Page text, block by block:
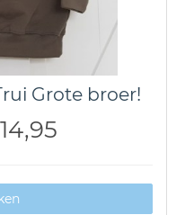
Grote broer!